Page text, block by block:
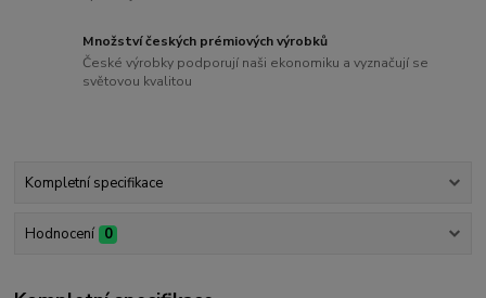
Množství českých prémiových výrobků
České výrobky podporují naši ekonomiku a vyznačují se
světovou kvalitou
Kompletní specifikace
Hodnocení 0